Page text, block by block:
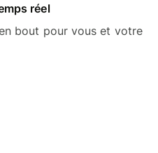
réel
bout pour vous et votre